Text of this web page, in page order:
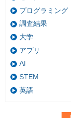
プログラミング
調査結果
大学
アプリ
AI
STEM
英語